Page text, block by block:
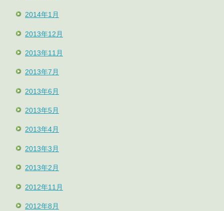
2014年1月
2013年12月
2013年11月
2013年7月
2013年6月
2013年5月
2013年4月
2013年3月
2013年2月
2012年11月
2012年8月